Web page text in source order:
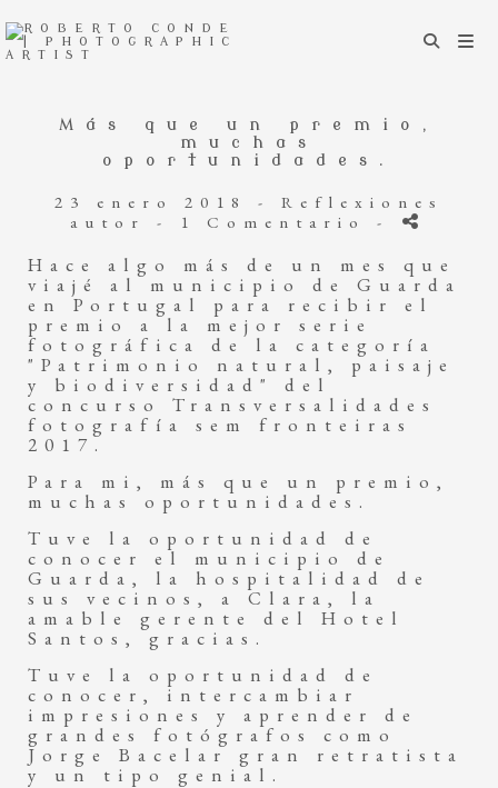
Más que un premio,
muchas
oportunidades.
23 enero 2018 - Reflexiones
autor
- 1 Comentario -
Hace algo más de un mes que
viajé al municipio de Guarda
en Portugal para recibir el
premio a la mejor serie
fotográfica de la categoría
"Patrimonio natural, paisaje
y biodiversidad" del
concurso Transversalidades
fotografía sem fronteiras
2017.
Para mi, más que un premio,
muchas oportunidades.
Tuve la oportunidad de
conocer el municipio de
Guarda, la hospitalidad de
sus vecinos, a Clara, la
amable gerente del Hotel
Santos, gracias.
Tuve la oportunidad de
conocer, intercambiar
impresiones y aprender de
grandes fotógrafos como
Jorge Bacelar gran retratista
y un tipo genial.